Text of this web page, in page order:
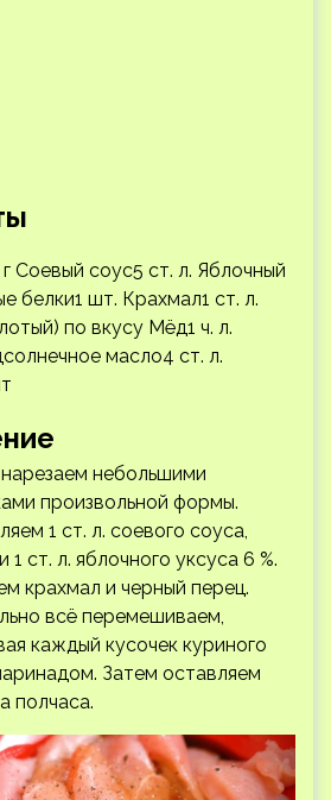
Соевый соус5 ст. л. Яблочный
белки1 шт. Крахмал1 ст. л.
по вкусу Мёд1 ч. л.
масло4 ст. л.
небольшими
произвольной формы.
1 ст. л. соевого соуса,
1 ст. л. яблочного уксуса 6 %.
крахмал и черный перец.
всё перемешиваем,
каждый кусочек куриного
Затем оставляем
полчаса.